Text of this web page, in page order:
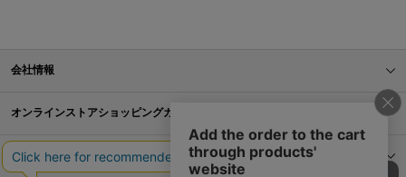
会社情報
オンラインストアショッピングガイド
店舗情報